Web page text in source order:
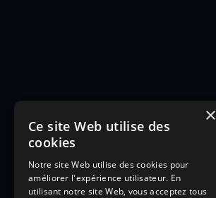
×
Ce site Web utilise des
cookies
Notre site Web utilise des cookies pour
améliorer l'expérience utilisateur. En
utilisant notre site Web, vous acceptez tous